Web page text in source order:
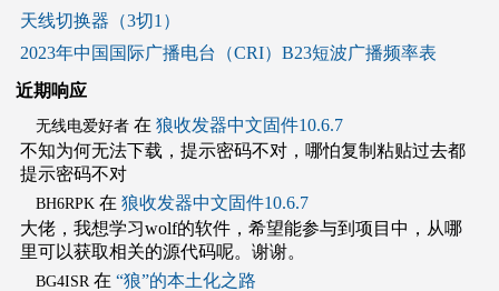
天线切换器（3切1）
2023年中国国际广播电台（CRI）B23短波广播频率表
近期响应
无线电爱好者在 狼收发器中文固件10.6.7
不知为何无法下载，提示密码不对，哪怕复制粘贴过去都
提示密码不对
BH6RPK 在 狼收发器中文固件10.6.7
大佬，我想学习wolf的软件，希望能参与到项目中，从哪
里可以获取相关的源代码呢。谢谢。
BG4ISR 在 “狼”的本土化之路